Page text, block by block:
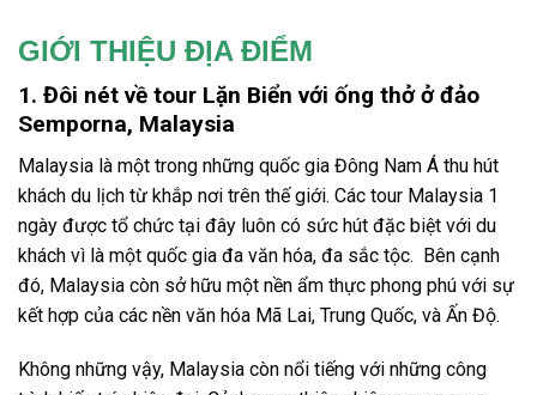
GIỚI THIỆU ĐỊA ĐIỂM
1. Đôi nét về tour Lặn Biển với ống thở ở đảo
Semporna, Malaysia
Malaysia là một trong những quốc gia Đông Nam Á thu hút
khách du lịch từ khắp nơi trên thế giới. Các tour Malaysia 1
ngày được tổ chức tại đây luôn có sức hút đặc biệt với du
khách vì là một quốc gia đa văn hóa, đa sắc tộc. Bên cạnh
đó, Malaysia còn sở hữu một nền ẩm thực phong phú với sự
kết hợp của các nền văn hóa Mã Lai, Trung Quốc, và Ấn Độ.
Không những vậy, Malaysia còn nổi tiếng với những công